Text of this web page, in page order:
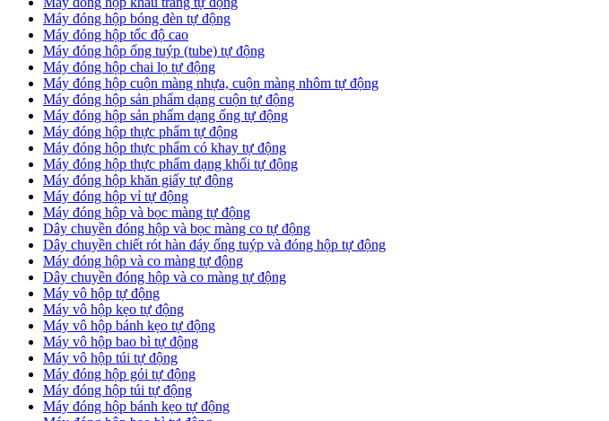
Máy đóng hộp bóng đèn tự động
Máy đóng hộp tốc độ cao
Máy đóng hộp ống tuýp (tube) tự động
Máy đóng hộp chai lọ tự động
Máy đóng hộp cuộn màng nhựa, cuộn màng nhôm tự động
Máy đóng hộp sản phẩm dạng cuộn tự động
Máy đóng hộp sản phẩm dạng ống tự động
Máy đóng hộp thực phẩm tự động
Máy đóng hộp thực phẩm có khay tự động
Máy đóng hộp thực phẩm dạng khối tự động
Máy đóng hộp khăn giấy tự động
Máy đóng hộp vỉ tự động
Máy đóng hộp và bọc màng tự động
Dây chuyền đóng hộp và bọc màng co tự động
Dây chuyền chiết rót hàn đáy ống tuýp và đóng hộp tự động
Máy đóng hộp và co màng tự động
Dây chuyền đóng hộp và co màng tự động
Máy vô hộp tự động
Máy vô hộp kẹo tự động
Máy vô hộp bánh kẹo tự động
Máy vô hộp bao bì tự động
Máy vô hộp túi tự động
Máy đóng hộp gói tự động
Máy đóng hộp túi tự động
Máy đóng hộp bánh kẹo tự động